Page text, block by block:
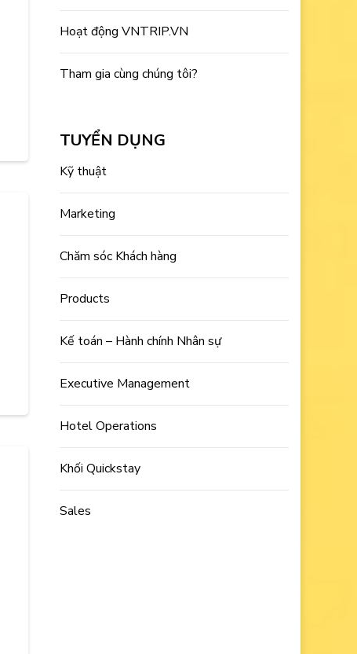
Hoạt động VNTRIP.VN
Tham gia cùng chúng tôi?
TUYỂN DỤNG
Kỹ thuật
Marketing
Chăm sóc Khách hàng
Products
Kế toán – Hành chính Nhân sự
Executive Management
Hotel Operations
Khối Quickstay
Sales